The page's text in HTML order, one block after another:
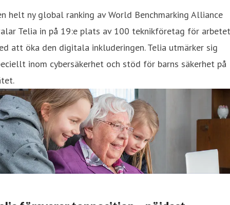
helt ny global ranking av World Benchmarking Alliance
Telia in på 19:e plats av 100 teknikföretag för arbetet
att öka den digitala inkluderingen. Telia utmärker sig
inom cybersäkerhet och stöd för barns säkerhet på